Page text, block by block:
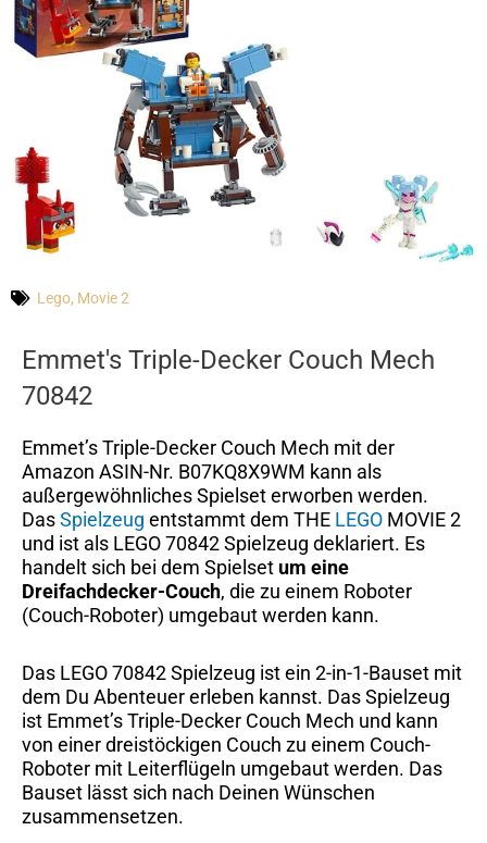
Lego, Movie 2
Emmet's Triple-Decker Couch Mech
70842
Emmet’s Triple-Decker Couch Mech mit der
Amazon ASIN-Nr. B07KQ8X9WM kann als
außergewöhnliches Spielset erworben werden.
DasSpielzeug entstammt dem THE LEGO MOVIE 2
und ist als LEGO 70842 Spielzeug deklariert. Es
handelt sich bei dem Spielset um eine
Dreifachdecker-Couch, die zu einem Roboter
(Couch-Roboter) umgebaut werden kann.
Das LEGO 70842 Spielzeug ist ein 2-in-1-Bauset mit
dem Du Abenteuer erleben kannst. Das Spielzeug
ist Emmet’s Triple-Decker Couch Mech und kann
von einer dreistöckigen Couch zu einem Couch-
Roboter mit Leiterflügeln umgebaut werden. Das
Bauset lässt sich nach Deinen Wünschen
zusammensetzen.